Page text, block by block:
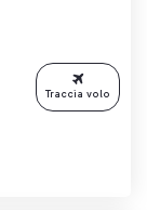
Traccia volo